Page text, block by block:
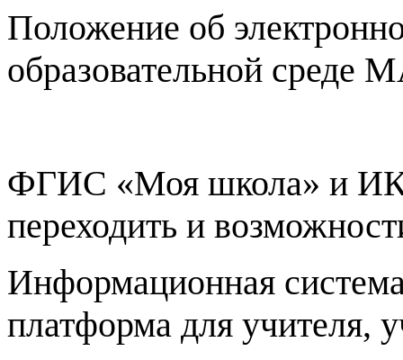
Положение об
образовательной
ФГИС «Моя школа» и
переходить и
Информационная
платформа для учителя,